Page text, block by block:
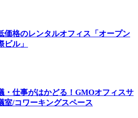
価格のレンタルオフィス「オープン
ル」
・仕事がはかどる！GMOオフィスサ
室/コワーキングスペース